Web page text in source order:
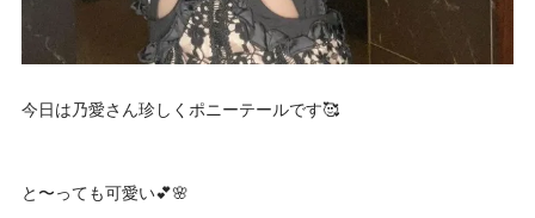
今日は乃愛さん珍しくポニーテールです🥰
と〜っても可愛い💕🌸